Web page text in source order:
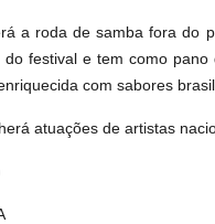
a roda de samba fora do
festival e tem como
com sabores
atuações de artistas